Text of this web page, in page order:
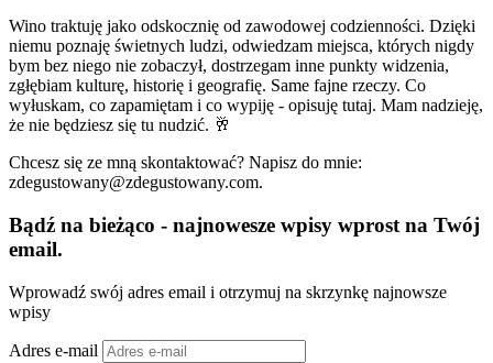
Wino traktuję jako odskocznię od zawodowej codzienności. Dzięki
niemu poznaję świetnych ludzi, odwiedzam miejsca, których nigdy
bym bez niego nie zobaczył, dostrzegam inne punkty widzenia,
zgłębiam kulturę, historię i geografię. Same fajne rzeczy. Co
wyłuskam, co zapamiętam i co wypiję - opisuję tutaj. Mam nadzieję,
że nie będziesz się tu nudzić. 🥂
Chcesz się ze mną skontaktować? Napisz do mnie:
zdegustowany@zdegustowany.com.
Bądź na bieżąco - najnowesze wpisy wprost na Twój
email.
Wprowadź swój adres email i otrzymuj na skrzynkę najnowsze
wpisy
Adres e-mail